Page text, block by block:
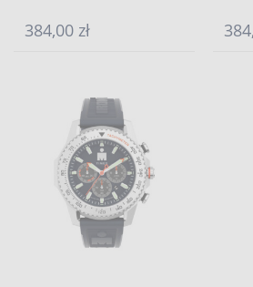
384,00 zł